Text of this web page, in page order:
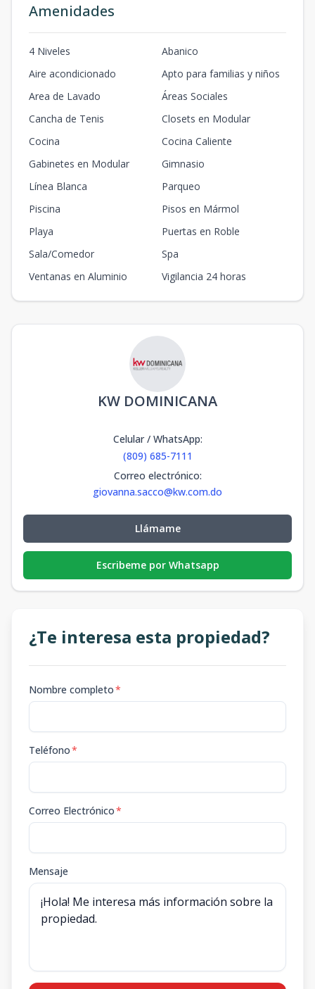
D302
D304
73.42
m2
23.01
m2
1 1 1
D305
59
m2
m2
1 1
D401
1 11
72.08
1 1
C402
221
97.4
39.81
4 2 2
4 3 4 1 135
Amenidades
4 Niveles
Abanico
Aire acondicionado
Apto para familias y niños
Area de Lavado
Áreas Sociales
Cancha de Tenis
Closets en Modular
Cocina
Cocina Caliente
Gabinetes en Modular
Gimnasio
Línea Blanca
Parqueo
Piscina
Pisos en Mármol
Playa
Puertas en Roble
Sala/Comedor
Spa
Ventanas en Aluminio
Vigilancia 24 horas
KW DOMINICANA
Celular / WhatsApp:
(809) 685-7111
Correo electrónico:
giovanna.sacco@kw.com.do
Llámame
Escribeme por Whatsapp
¿Te interesa esta propiedad?
Nombre completo*
Teléfono*
Correo Electrónico*
Mensaje